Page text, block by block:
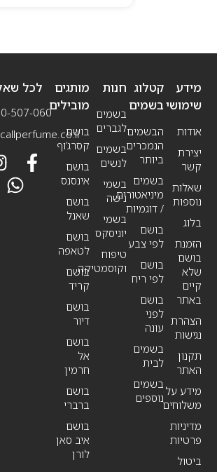
מידע
שימושי
אודות
יצירת
קשר
שאלות
נוספות
בלוג
הזמנת
בושם
שלא
קיים
באתר
הצהרת
נגישות
תקנון
האתר
מידע על
משלוחים
מדיניות
פרטיות
ביטול
חנות
בשמים
לגברים
בשמים
לנשים
בשמי
נישה
בשמי
יוניסקס
טיפוח
וקוסמטיקה
קטלוג
בשמים
הבשמים
הנמכרים
ביותר
בשמים
מיניאטורים
/ דוגמיות
בושם
לפי צבע
בושם
לפי ריח
בושם
לפני
עונה
בשמים
לבית
בשמים
נוספים
מותגים
מובילים
בושם
קסרג’וף
בושם
אינסנס
בושם
שאנל
בושם
לטאפה
בושם
קריד
בושם
דיור
בושם
אל
חרמין
בושם
ברברי
בושם
איב סאן
לורן
לכל
507-060